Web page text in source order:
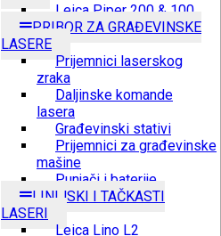
Leica Piper 200 & 100
PRIBOR ZA GRAĐEVINSKE
LASERE
Prijemnici laserskog
zraka
Daljinske komande
lasera
Građevinski stativi
Prijemnici za građevinske
mašine
Punjači i baterije
LINIJSKI I TAČKASTI
LASERI
Leica Lino L2